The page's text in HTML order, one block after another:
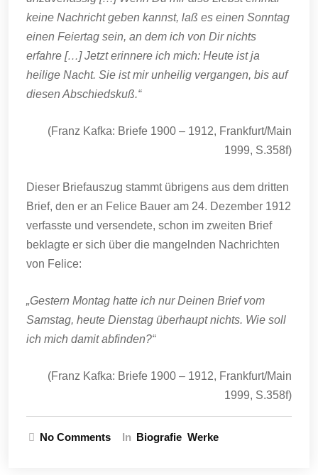
keine Nachricht geben kannst, laß es einen Sonntag
einen Feiertag sein, an dem ich von Dir nichts
erfahre […] Jetzt erinnere ich mich: Heute ist ja
heilige Nacht. Sie ist mir unheilig vergangen, bis auf
diesen Abschiedskuß.“
(Franz Kafka: Briefe 1900 – 1912, Frankfurt/Main
1999, S.358f)
Dieser Briefauszug stammt übrigens aus dem dritten
Brief, den er an Felice Bauer am 24. Dezember 1912
verfasste und versendete, schon im zweiten Brief
beklagte er sich über die mangelnden Nachrichten
von Felice:
„Gestern Montag hatte ich nur Deinen Brief vom
Samstag, heute Dienstag überhaupt nichts. Wie soll
ich mich damit abfinden?“
(Franz Kafka: Briefe 1900 – 1912, Frankfurt/Main
1999, S.358f)
No Comments In Biografie Werke